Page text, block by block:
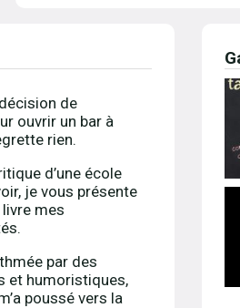
de
ouvrir un bar à
rien.
d’une école
je vous présente
mes
par des
et humoristiques,
poussé vers la